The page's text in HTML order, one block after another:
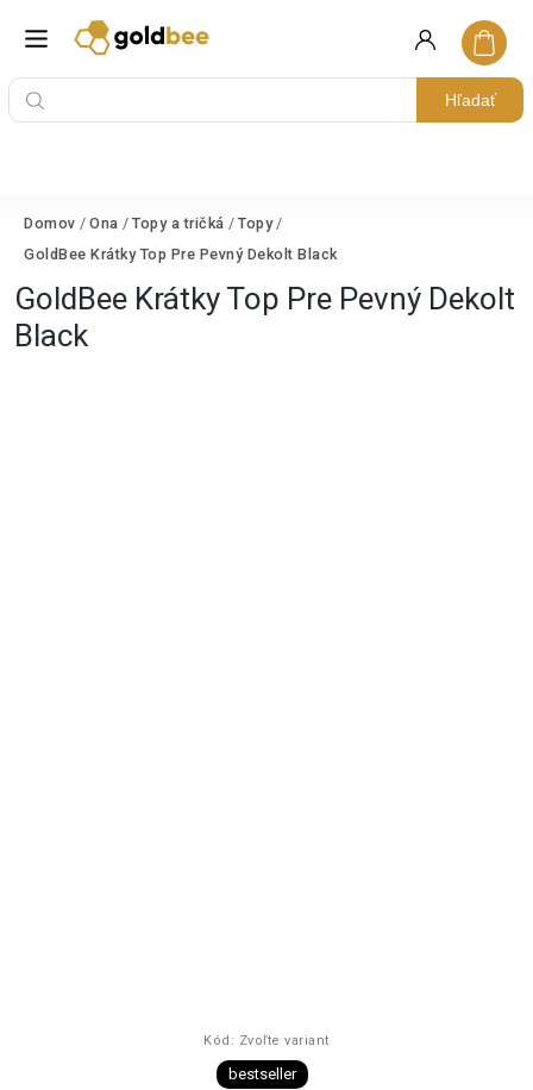
Hľadať
Domov / Ona / Topy a tričká / Topy /
GoldBee Krátky Top Pre Pevný Dekolt Black
GoldBee Krátky Top Pre Pevný Dekolt
Black
Kód: Zvoľte variant
bestseller